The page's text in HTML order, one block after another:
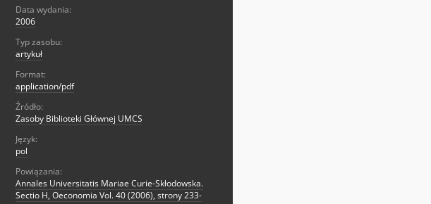
Data wydania:
2006
Typ zasobu:
artykuł
Format:
application/pdf
Źródło:
Zasoby Biblioteki Głównej UMCS
Język:
pol
Powiązania:
Annales Universitatis Mariae Curie-Skłodowska.
Sectio H, Oeconomia Vol. 40 (2006), strony 233-